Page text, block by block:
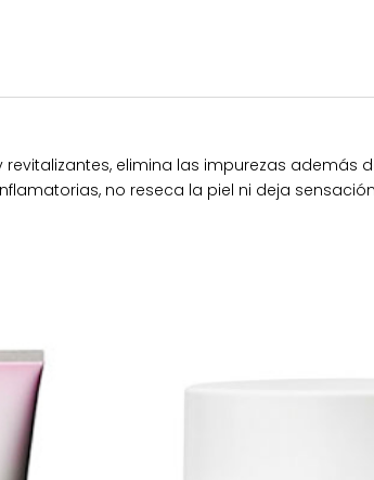
elimina las impurezas además
no reseca la piel ni deja